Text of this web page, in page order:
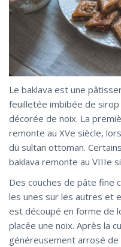
Le baklava est une
feuilletée imbibée de
décorée de noix. La
remonte au XVe siècle,
du sultan ottoman.
baklava remonte au VIIIe
Des couches de pâte fine
les unes sur les autres et
est découpé en forme de
placée une noix. Après la
généreusement arrosé de